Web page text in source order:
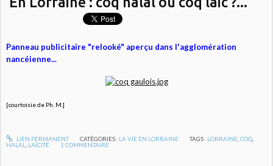
Panneau publicitaire "relooké" aperçu dans l'agglomération
nancéienne...
[courtoisie de Ph. M.]
LIEN PERMANENT CATÉGORIES : LA VIE EN LORRAINE TAGS : LORRAINE,COQ,
HALAL, LAÏCITÉ 1COMMENTAIRE